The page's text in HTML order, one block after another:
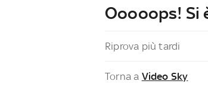
Ooooops! Si
Riprova più tardi
Torna a Video Sky